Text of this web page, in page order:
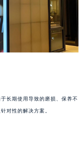
长期使用导致的磨损、保养不
对性的解决方案。